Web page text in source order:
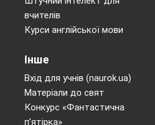
вчителів
Курси англійської мови
Інше
Вхід для учнів (naurok.ua)
Матеріали до свят
Конкурс «Фантастична
п’ятірка»